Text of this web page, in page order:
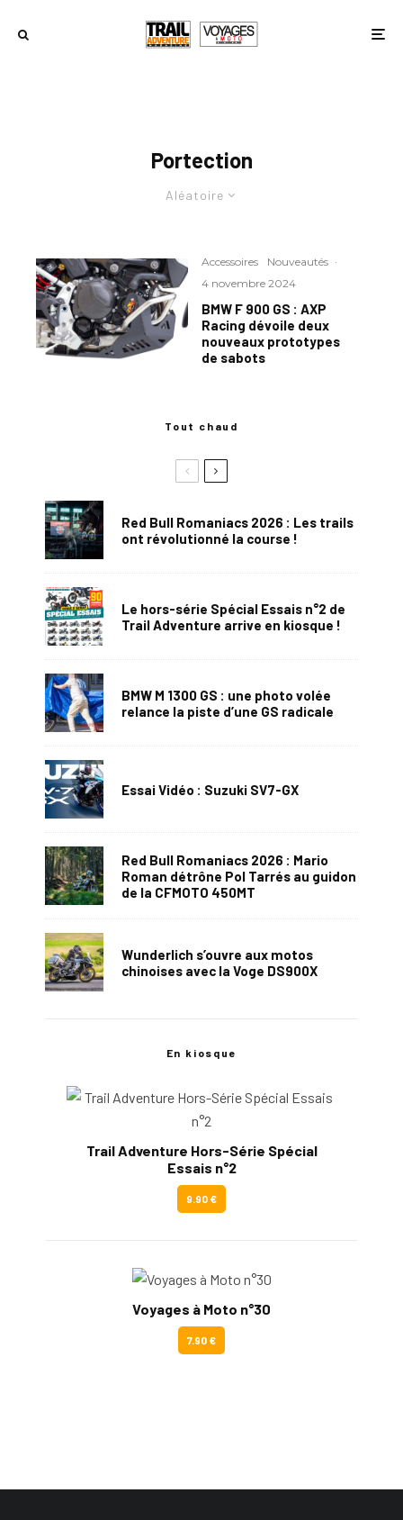
Portection
Aléatoire
Accessoires Nouveautés ·
4 novembre 2024
BMW F 900 GS : AXP
Racing dévoile deux
nouveaux prototypes
de sabots
Tout chaud
Red Bull Romaniacs 2026 : Les trails
ont révolutionné la course !
Le hors-série Spécial Essais n°2 de
Trail Adventure arrive en kiosque !
BMW M 1300 GS : une photo volée
relance la piste d’une GS radicale
Essai Vidéo : Suzuki SV7-GX
Red Bull Romaniacs 2026 : Mario
Roman détrône Pol Tarrés au guidon
de la CFMOTO 450MT
Wunderlich s’ouvre aux motos
chinoises avec la Voge DS900X
En kiosque
Trail Adventure Hors-Série Spécial
Essais n°2
9.90 €
Voyages à Moto n°30
7.90 €